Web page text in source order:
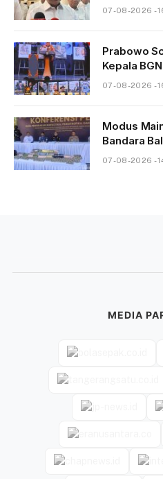
07-08-2026 -
Prabowo
Kepala
07-08-2026 -
Modus
Bandara
07-08-2026 -
MEDIA